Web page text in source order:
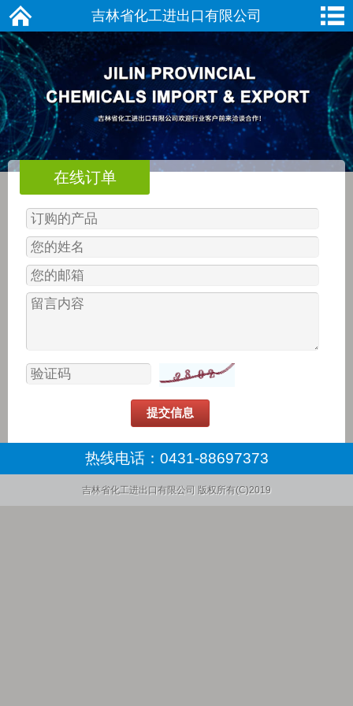
吉林省化工进出口有限公司
在线订单
热线电话： 0431-88697373
吉林省化工进出口有限公司 版权所有(C)2019